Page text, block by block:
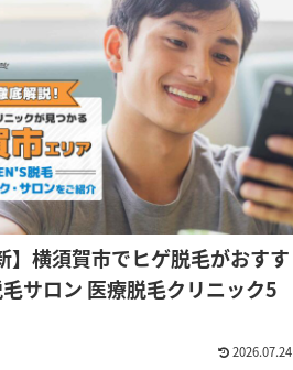
】横須賀市でヒゲ脱毛がおすす
サロン 医療脱毛クリニック5
2026.07.24